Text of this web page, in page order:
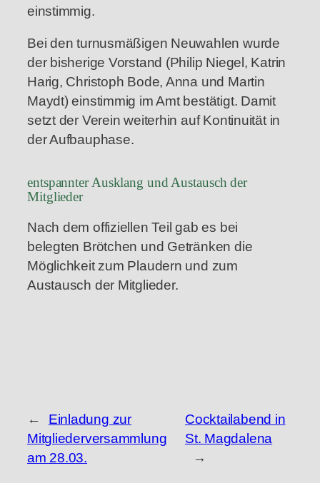
einstimmig.
Bei den turnusmäßigen Neuwahlen wurde
der bisherige Vorstand (Philip Niegel, Katrin
Harig, Christoph Bode, Anna und Martin
Maydt) einstimmig im Amt bestätigt. Damit
setzt der Verein weiterhin auf Kontinuität in
der Aufbauphase.
entspannter Ausklang und Austausch der
Mitglieder
Nach dem offiziellen Teil gab es bei
belegten Brötchen und Getränken die
Möglichkeit zum Plaudern und zum
Austausch der Mitglieder.
←
Einladung zur
Mitgliederversammlung
am 28.03.
Cocktailabend in
St. Magdalena
→